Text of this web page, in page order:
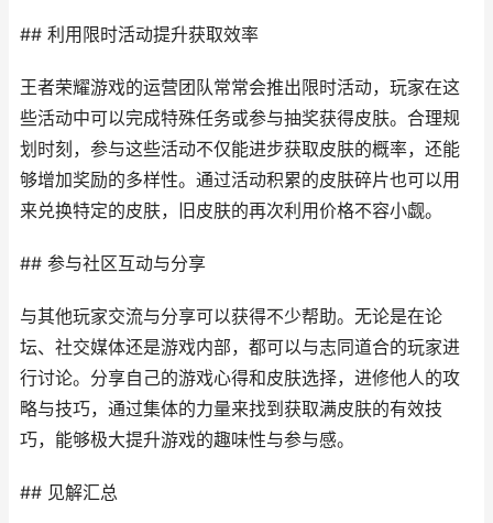
## 利用限时活动提升获取效率
王者荣耀游戏的运营团队常常会推出限时活动，玩家在这
些活动中可以完成特殊任务或参与抽奖获得皮肤。合理规
划时刻，参与这些活动不仅能进步获取皮肤的概率，还能
够增加奖励的多样性。通过活动积累的皮肤碎片也可以用
来兑换特定的皮肤，旧皮肤的再次利用价格不容小觑。
## 参与社区互动与分享
与其他玩家交流与分享可以获得不少帮助。无论是在论
坛、社交媒体还是游戏内部，都可以与志同道合的玩家进
行讨论。分享自己的游戏心得和皮肤选择，进修他人的攻
略与技巧，通过集体的力量来找到获取满皮肤的有效技
巧，能够极大提升游戏的趣味性与参与感。
## 见解汇总